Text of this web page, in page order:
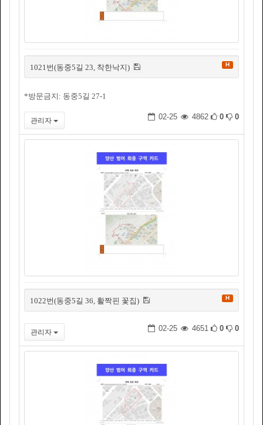
1021번(동중5길 23, 착한낙지) H
*방문금지: 동중5길 27-1
관리자 02-25 4862 0 0
1022번(동중5길 36, 활짝핀 꽃집) H
관리자 02-25 4651 0 0